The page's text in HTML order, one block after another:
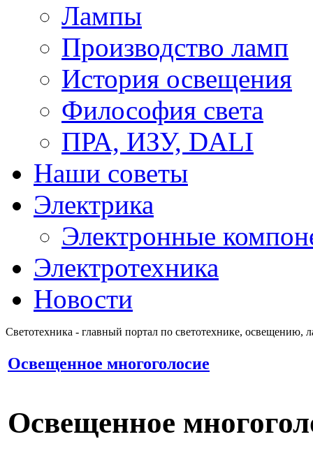
Лампы
Производство ламп
История освещения
Философия света
ПРА, ИЗУ, DALI
Наши советы
Электрика
Электронные
Электротехника
Новости
Светотехника - главный портал по светотехнике, освещению,
Освещенное многоголосие
Освещенное